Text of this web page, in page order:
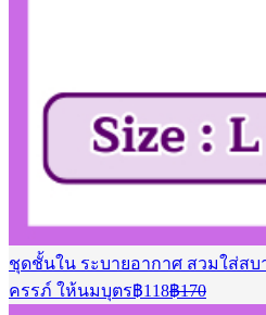
ชุดชั้นใน ระบายอากาศ สวมใส่ส
ครรภ์ ให้นมบุตร฿118Current
price
฿170Original
price